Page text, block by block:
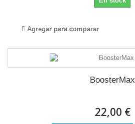
Agregar para comparar
BoosterMax
22,00 €